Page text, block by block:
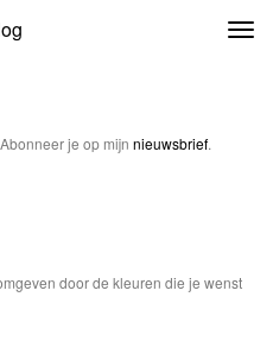
je op mijn nieuwsbrief.
door de kleuren die je wenst